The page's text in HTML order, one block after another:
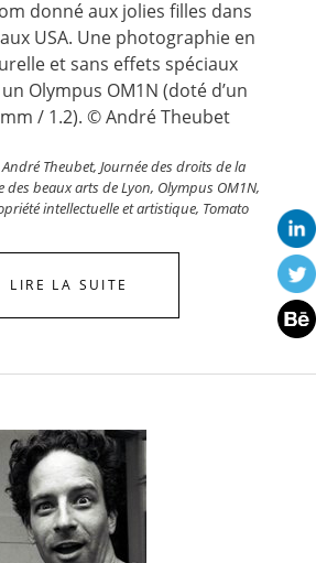
donné aux jolies filles dans
USA. Une photographie en
et sans effets spéciaux
Olympus OM1N (doté d’un
/ 1.2). © André Theubet
André Theubet, Journée des droits de la
des beaux arts de Lyon, Olympus OM1N,
intellectuelle et artistique, Tomato
LIRE LA SUITE